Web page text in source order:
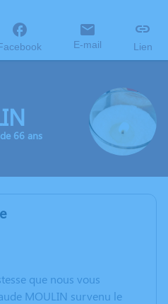
E-mail Lien
66 ans
que nous vous
MOULIN survenu le